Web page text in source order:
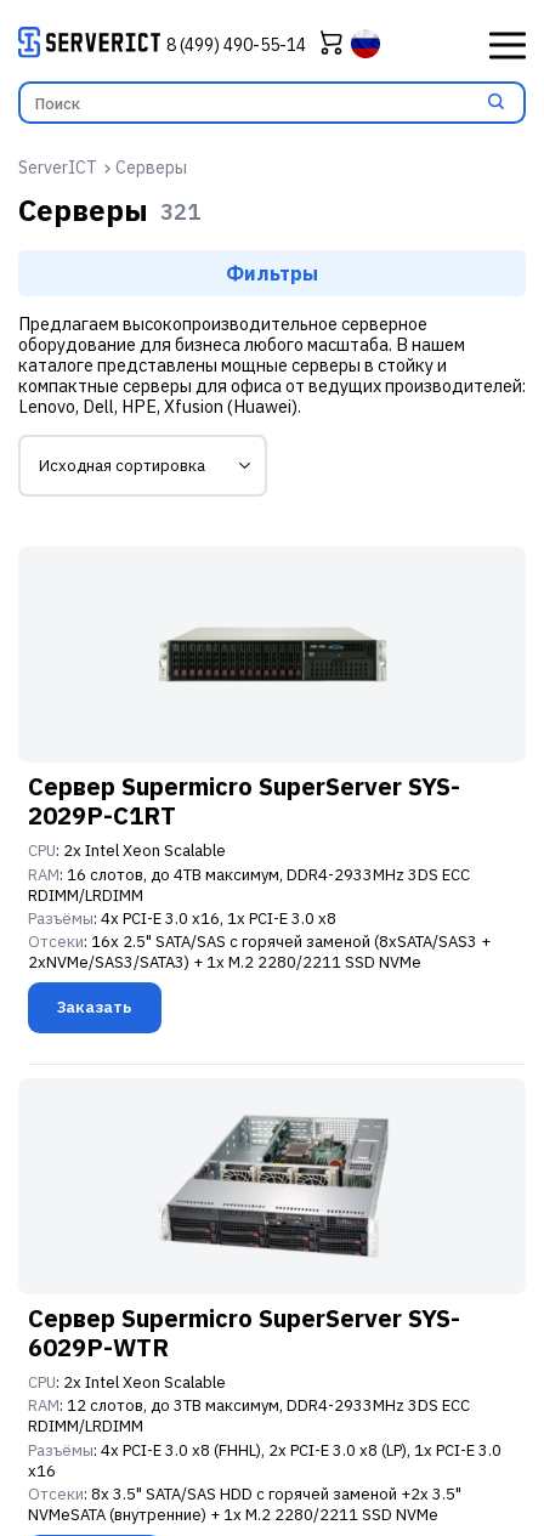
8 (499) 490-55-14
ServerICT Серверы
Серверы 321
Фильтры
Предлагаем высокопроизводительное серверное
оборудование для бизнеса любого масштаба. В нашем
каталоге представлены мощные серверы в стойку и
компактные серверы для офиса от ведущих производителей:
Lenovo, Dell, HPE, Xfusion (Huawei).
Сервер Supermicro SuperServer SYS-
2029P-C1RT
CPU: 2x Intel Xeon Scalable
RAM: 16 слотов, до 4TB максимум, DDR4-2933MHz 3DS ECC
RDIMM/LRDIMM
Разъёмы: 4x PCI-E 3.0 x16, 1x PCI-E 3.0 x8
Отсеки: 16x 2.5" SATA/SAS с горячей заменой (8xSATA/SAS3 +
2xNVMe/SAS3/SATA3) + 1x M.2 2280/2211 SSD NVMe
Заказать
Сервер Supermicro SuperServer SYS-
6029P-WTR
CPU: 2x Intel Xeon Scalable
RAM: 12 слотов, до 3TB максимум, DDR4-2933MHz 3DS ECC
RDIMM/LRDIMM
Разъёмы: 4x PCI-E 3.0 x8 (FHHL), 2x PCI-E 3.0 x8 (LP), 1x PCI-E 3.0
x16
Отсеки: 8x 3.5" SATA/SAS HDD с горячей заменой +2x 3.5"
NVMeSATA (внутренние) + 1x M.2 2280/2211 SSD NVMe